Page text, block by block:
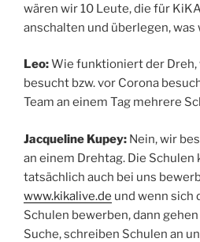
wären wir 10 Leute, die für
anschalten und überlegen, was
Leo:Wie funktioniert der Dreh,
besucht bzw. vor Corona
Team an einem Tag mehrere
Jacqueline Kupey: Nein, wir
an einem Drehtag. Die Schulen
tatsächlich auch bei uns
www.kikalive.de und wenn sich
Schulen bewerben, dann
Suche, schreiben Schulen an